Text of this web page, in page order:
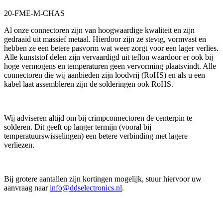
20-FME-M-CHAS
Al onze connectoren zijn van hoogwaardige kwaliteit en zijn
gedraaid uit massief metaal. Hierdoor zijn ze stevig, vormvast en
hebben ze een betere pasvorm wat weer zorgt voor een lager verlies.
Alle kunststof delen zijn vervaardigd uit teflon waardoor er ook bij
hoge vermogens en temperaturen geen vervorming plaatsvindt. Alle
connectoren die wij aanbieden zijn loodvrij (RoHS) en als u een
kabel laat assembleren zijn de solderingen ook RoHS.
Wij adviseren altijd om bij crimpconnectoren de centerpin te
solderen. Dit geeft op langer termijn (vooral bij
temperatuurswisselingen) een betere verbinding met lagere
verliezen.
Bij grotere aantallen zijn kortingen mogelijk, stuur hiervoor uw
aanvraag naarinfo@ddselectronics.nl.